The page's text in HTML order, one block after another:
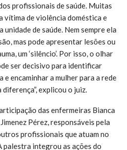
profissionais de saúde. Muitas
vítima de violência doméstica e
de saúde. Nem sempre ela
mas pode apresentar lesões ou
um ‘silêncio’. Por isso, o olhar
ser decisivo para identificar
e encaminhar a mulher para a rede
explicou o juiz.
das enfermeiras Bianca
Pérez, responsáveis pela
profissionais que atuam no
palestra integrou as ações do